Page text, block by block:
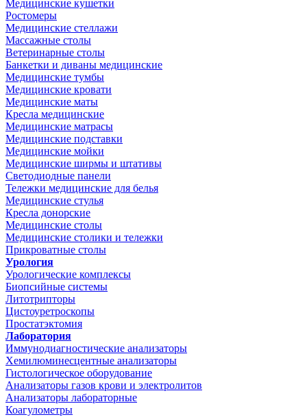
Медицинские кушетки
Ростомеры
Медицинские стеллажи
Массажные столы
Ветеринарные столы
Банкетки и диваны медицинские
Медицинские тумбы
Медицинские кровати
Медицинские маты
Кресла медицинские
Медицинские матрасы
Медицинские подставки
Медицинские мойки
Медицинские ширмы и штативы
Светодиодные панели
Тележки медицинские для белья
Медицинские стулья
Кресла донорские
Медицинские столы
Медицинские столики и тележки
Прикроватные столы
Урология
Урологические комплексы
Биопсийные системы
Литотрипторы
Цистоуретроскопы
Простатэктомия
Лаборатория
Иммунодиагностические анализаторы
Хемилюминесцентные анализаторы
Гистологическое оборудование
Анализаторы газов крови и электролитов
Анализаторы лабораторные
Коагулометры